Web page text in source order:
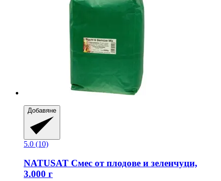
Добавяне
5.0 (10)
NATUSAT Смес от плодове и зеленчуци,
3.000 г